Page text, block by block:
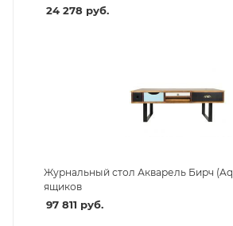
24 278 руб.
Журнальный стол Акварель Бирч
ящиков
97 811 руб.